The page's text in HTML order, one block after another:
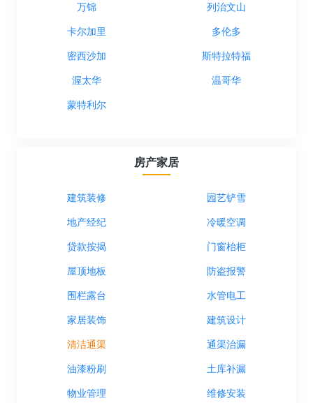
万锦 列治文山
卡尔加里 多伦多
密西沙加 斯特拉特福
渥太华 温哥华
蒙特利尔
房产家居
建筑装修 园艺铲雪
地产经纪 冷暖空调
贷款按揭 门窗枱柜
屋顶地板 防盗报警
围栏露台 水管电工
家居装饰 建筑设计
清洁通渠 通渠治漏
油漆粉刷 土库补漏
物业管理 维修安装